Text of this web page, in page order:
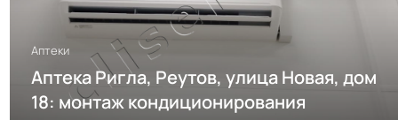
Аптеки
Аптека Ригла, Реутов, улица Новая, дом
18: монтаж кондиционирования